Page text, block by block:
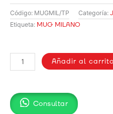
Código: MUGMIL/TP Categoría:
Etiqueta: MUG MILANO
MILANO
cantidad
Añadir al carrito
Consultar